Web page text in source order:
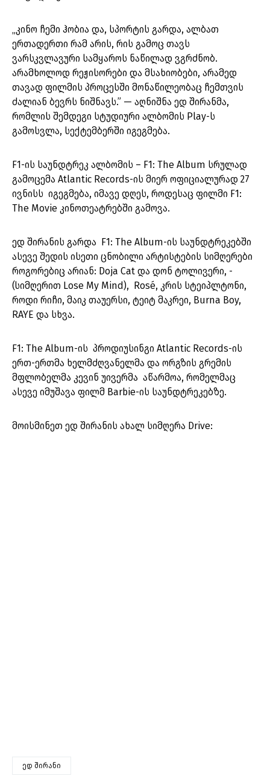
„კინო ჩემი ჰობია და, სპორტის გარდა, ალბათ
ერთადერთი რამ არის, რის გამოც თავს
ვარსკვლავური სამყაროს ნაწილად ვგრძნობ.
არამხოლოდ რეჟისორები და მსახიობები, არამედ
თავად ფილმის პროცესში მონაწილეობაც ჩემთვის
ძალიან ბევრს ნიშნავს.” — აღნიშნა ედ შირანმა,
რომლის შემდეგი სტუდიური ალბომის Play-ს
გამოსვლა, სექტემბერში იგეგმება.
F1-ის საუნდტრეკ ალბომის – F1: The Album სრულად
გამოცემა Atlantic Records-ის მიერ ოფიციალურად 27
ივნისს იგეგმება, იმავე დღეს, როდესაც ფილმი F1:
The Movie კინოთეატრებში გამოვა.
ედ შირანის გარდა F1: The Album-ის საუნდტრეკებში
ასევე შედის ისეთი ცნობილი არტისტების სიმღერები
როგორებიც არიან: Doja Cat და დონ ტოლივერი, -
(სიმღერით Lose My Mind), Rosé, კრის სტეიპლტონი,
როდი რიჩი, მაიკ თაუერსი, ტეიტ მაკრეი, Burna Boy,
RAYE და სხვა.
F1: The Album-ის პროდიუსინგი Atlantic Records-ის
ერთ-ერთმა ხელმძღვანელმა და ორგზის გრემის
მფლობელმა კევინ უივერმა აწარმოა, რომელმაც
ასევე იმუშავა ფილმ Barbie-ის საუნდტრეკებზე.
მოისმინეთ ედ შირანის ახალ სიმღერა Drive:
ედ შირანი